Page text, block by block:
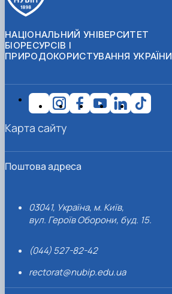
НАЦІОНАЛЬНИЙ УНІВЕРСИТЕТ
БІОРЕСУРСІВ І
ПРИРОДОКОРИСТУВАННЯ УКРАЇНИ
Поштова адреса
03041, Україна, м. Київ,
вул. Героїв Оборони, буд. 15.
(044) 527-82-42
rectorat@nubip.edu.ua
Карта сайту